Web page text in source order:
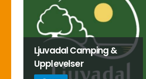
Ljuvadal Camping &
Upplevelser